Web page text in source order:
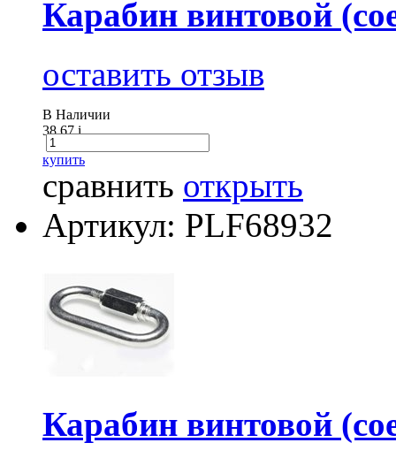
Карабин винтовой
оставить отзыв
В Наличии
38.67i
купить
сравнить открыть
Артикул: PLF68932
Карабин винтовой